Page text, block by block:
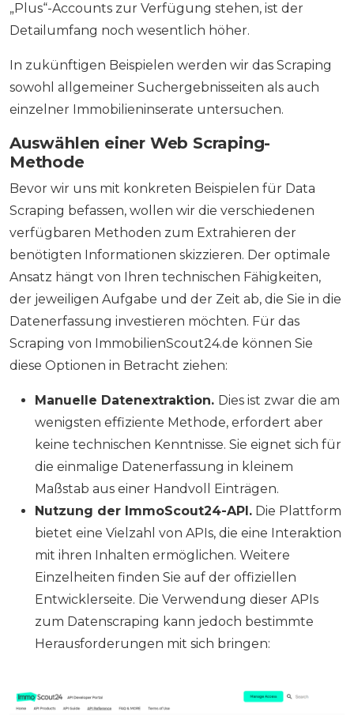
„Plus“-Accounts zur Verfügung stehen, ist der
Detailumfang noch wesentlich höher.
In zukünftigen Beispielen werden wir das Scraping
sowohl allgemeiner Suchergebnisseiten als auch
einzelner Immobilieninserate untersuchen.
Auswählen einer Web Scraping-
Methode
Bevor wir uns mit konkreten Beispielen für Data
Scraping befassen, wollen wir die verschiedenen
verfügbaren Methoden zum Extrahieren der
benötigten Informationen skizzieren. Der optimale
Ansatz hängt von Ihren technischen Fähigkeiten,
der jeweiligen Aufgabe und der Zeit ab, die Sie in die
Datenerfassung investieren möchten. Für das
Scraping von ImmobilienScout24.de können Sie
diese Optionen in Betracht ziehen:
Manuelle Datenextraktion. Dies ist zwar die am
wenigsten effiziente Methode, erfordert aber
keine technischen Kenntnisse. Sie eignet sich für
die einmalige Datenerfassung in kleinem
Maßstab aus einer Handvoll Einträgen.
Nutzung der ImmoScout24-API. Die Plattform
bietet eine Vielzahl von APIs, die eine Interaktion
mit ihren Inhalten ermöglichen. Weitere
Einzelheiten finden Sie auf der offiziellen
Entwicklerseite. Die Verwendung dieser APIs
zum Datenscraping kann jedoch bestimmte
Herausforderungen mit sich bringen: